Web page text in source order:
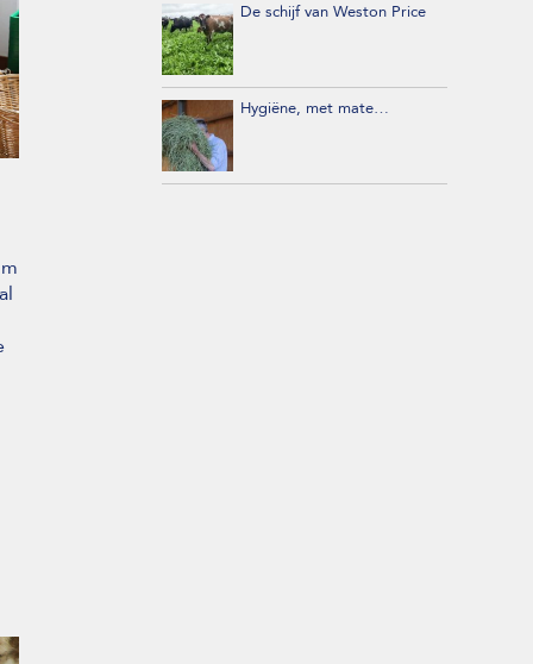
De schijf van Weston Price
Hygiëne, met mate…